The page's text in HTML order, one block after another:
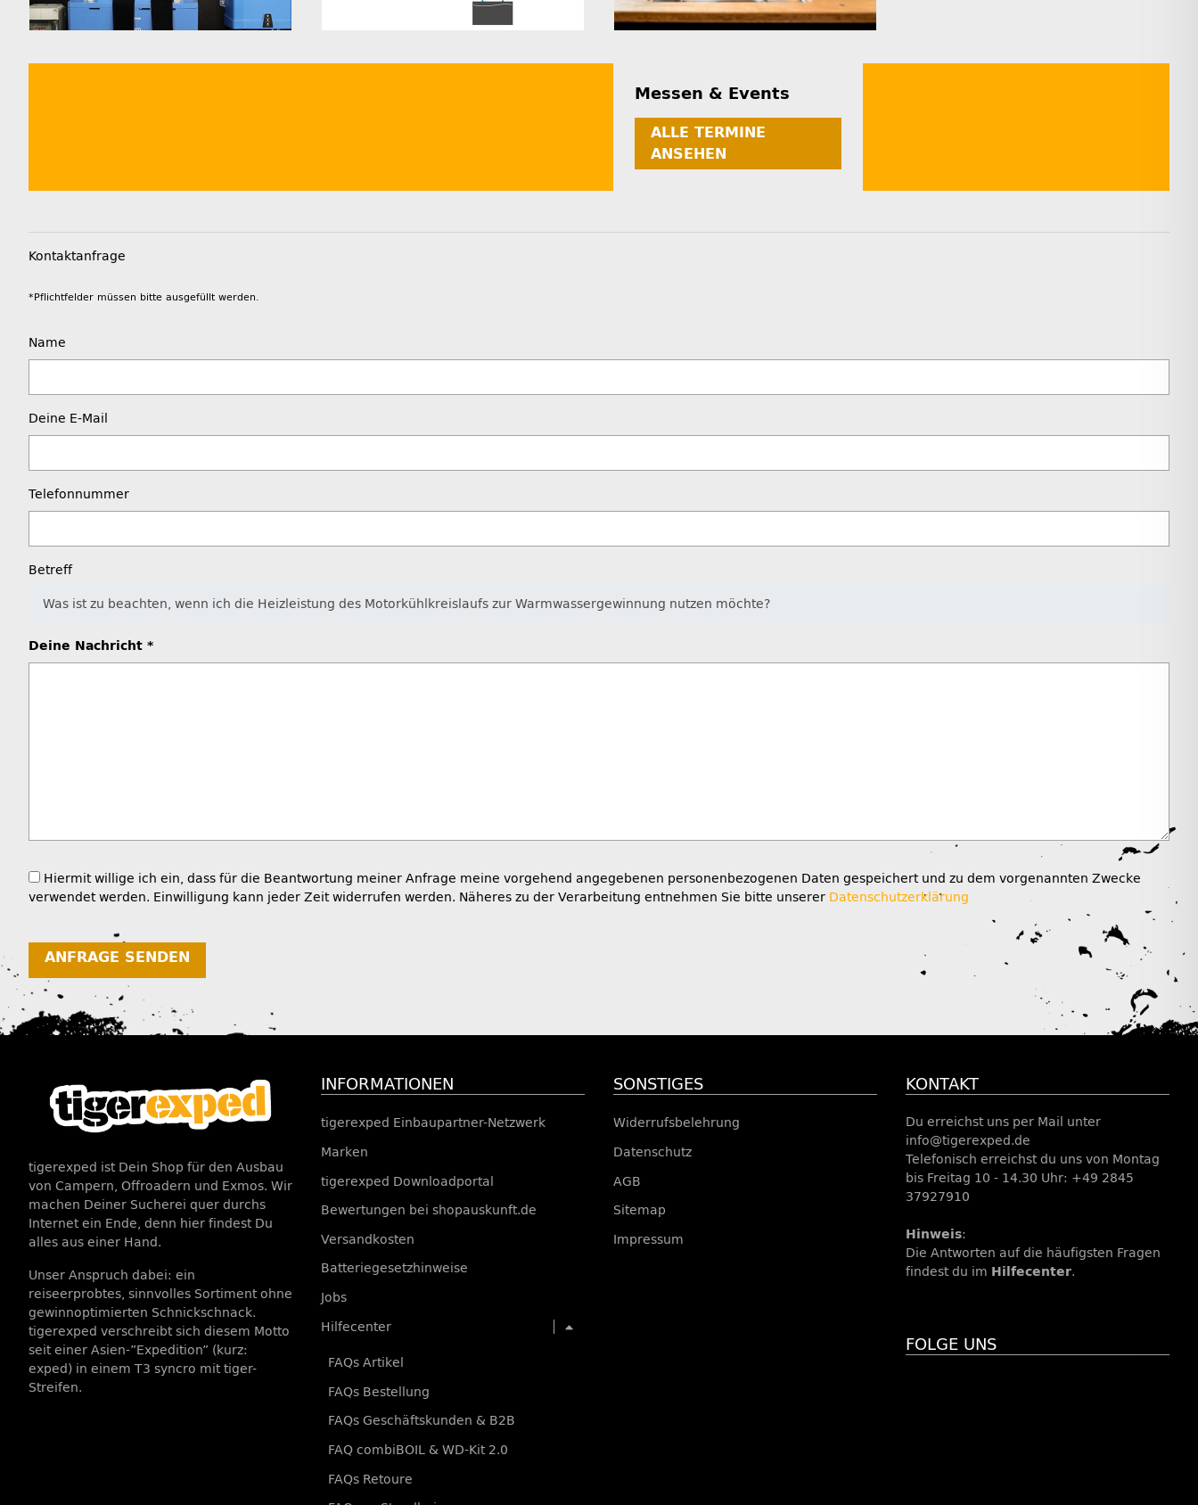
Messen & Events
ALLE TERMINE
ANSEHEN
Kontaktanfrage
*Pflichtfelder müssen bitte ausgefüllt werden.
Name
Deine E-Mail
Telefonnummer
Betreff
Deine Nachricht *
Hiermit willige ich ein, dass für die Beantwortung meiner Anfrage meine vorgehend angegebenen personenbezogenen Daten gespeichert und zu dem vorgenannten Zwecke
verwendet werden. Einwilligung kann jeder Zeit widerrufen werden. Näheres zu der Verarbeitung entnehmen Sie bitte unserer Datenschutzerklärung
ANFRAGE SENDEN
tigerexped ist Dein Shop für den Ausbau
von Campern, Offroadern und Exmos. Wir
machen Deiner Sucherei quer durchs
Internet ein Ende, denn hier findest Du
alles aus einer Hand.
Unser Anspruch dabei: ein
reiseerprobtes, sinnvolles Sortiment ohne
gewinnoptimierten Schnickschnack.
tigerexped verschreibt sich diesem Motto
seit einer Asien-”Expedition” (kurz:
exped) in einem T3 syncro mit tiger-
Streifen.
INFORMATIONEN
tigerexped Einbaupartner-Netzwerk
Marken
tigerexped Downloadportal
Bewertungen bei shopauskunft.de
Versandkosten
Batteriegesetzhinweise
Jobs
Hilfecenter
Menü ausklappbar
FAQs Artikel
FAQs Bestellung
FAQs Geschäftskunden & B2B
FAQ combiBOIL & WD-Kit 2.0
FAQs Retoure
SONSTIGES
Widerrufsbelehrung
Datenschutz
AGB
Sitemap
Impressum
KONTAKT
Du erreichst uns per Mail unter
info@tigerexped.de
Telefonisch erreichst du uns von Montag
bis Freitag 10 - 14.30 Uhr: +49 2845
37927910
Hinweis:
Die Antworten auf die häufigsten Fragen
findest du im Hilfecenter.
FOLGE UNS